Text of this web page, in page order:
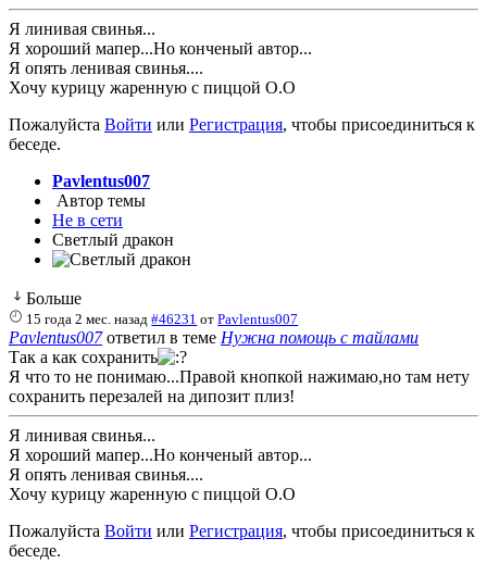
Я линивая свинья...
Я хороший мапер...Но конченый автор...
Я опять ленивая свинья....
Хочу курицу жаренную с пиццой О.О
Пожалуйста Войти или Регистрация, чтобы присоединиться к
беседе.
Pavlentus007
Автор темы
Не в сети
Светлый дракон
Больше
15 года 2 мес. назад #46231 отPavlentus007
Pavlentus007ответил в теме Нужна помощь с тайлами
Так а как сохранить
Я что то не понимаю...Правой кнопкой нажимаю,но там нету
сохранить перезалей на дипозит плиз!
Я линивая свинья...
Я хороший мапер...Но конченый автор...
Я опять ленивая свинья....
Хочу курицу жаренную с пиццой О.О
Пожалуйста Войти или Регистрация, чтобы присоединиться к
беседе.